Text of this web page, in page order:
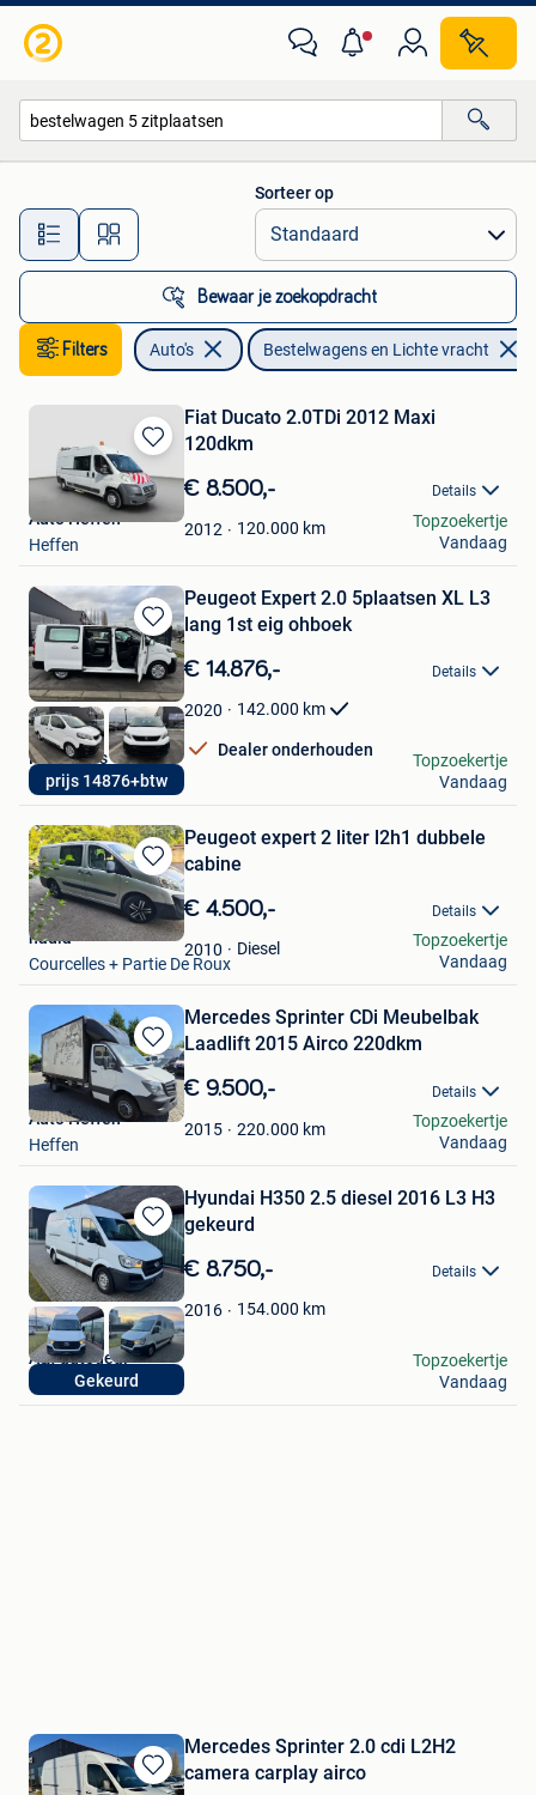
Alle afstanden…
Sorteer op
Bewaar je zoekopdracht
Filters Auto's Bestelwagens en Lichte vracht
Bewaren
in
Mijn
Favorieten
Fiat Ducato 2.0TDi 2012 Maxi
120dkm
€ 8.500,- Details
2012 120.000 km
Auto Heffen
Heffen
Topzoekertje
Vandaag
Bewaren
in
Mijn
Favorieten
prijs 14876+btw
Peugeot Expert 2.0 5plaatsen XL L3
lang 1st eig ohboek
€ 14.876,- Details
2020 142.000 km
Dealer onderhouden
PR Motors
Wervik
Topzoekertje
Vandaag
Bewaren
in
Mijn
Favorieten
Peugeot expert 2 liter l2h1 dubbele
cabine
€ 4.500,- Details
2010 Diesel
nadia
Courcelles + Partie De Roux
Topzoekertje
Vandaag
Bewaren
in
Mijn
Favorieten
Mercedes Sprinter CDi Meubelbak
Laadlift 2015 Airco 220dkm
€ 9.500,- Details
2015 220.000 km
Auto Heffen
Heffen
Topzoekertje
Vandaag
Bewaren
in
Mijn
Favorieten
Gekeurd
Hyundai H350 2.5 diesel 2016 L3 H3
gekeurd
€ 8.750,- Details
2016 154.000 km
A&f autodeal
Hasselt
Topzoekertje
Vandaag
Bewaren
Mercedes Sprinter 2.0 cdi L2H2
camera carplay airco